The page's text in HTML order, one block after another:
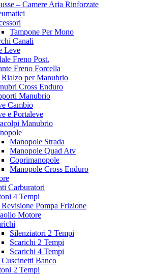
– Camere Aria Rinforzate
Tampone Per Mono
Canali
Leve
Freno Post.
Freno Forcella
per Manubrio
Cross Enduro
Manubrio
Cambio
e Portaleve
Manubrio
Manopole Strada
Manopole Quad Atv
Coprimanopole
Manopole Cross Enduro
Carburatori
4 Tempi
Pompa Frizione
Motore
Silenziatori 2 Tempi
Scarichi 2 Tempi
Scarichi 4 Tempi
Banco
2 Tempi